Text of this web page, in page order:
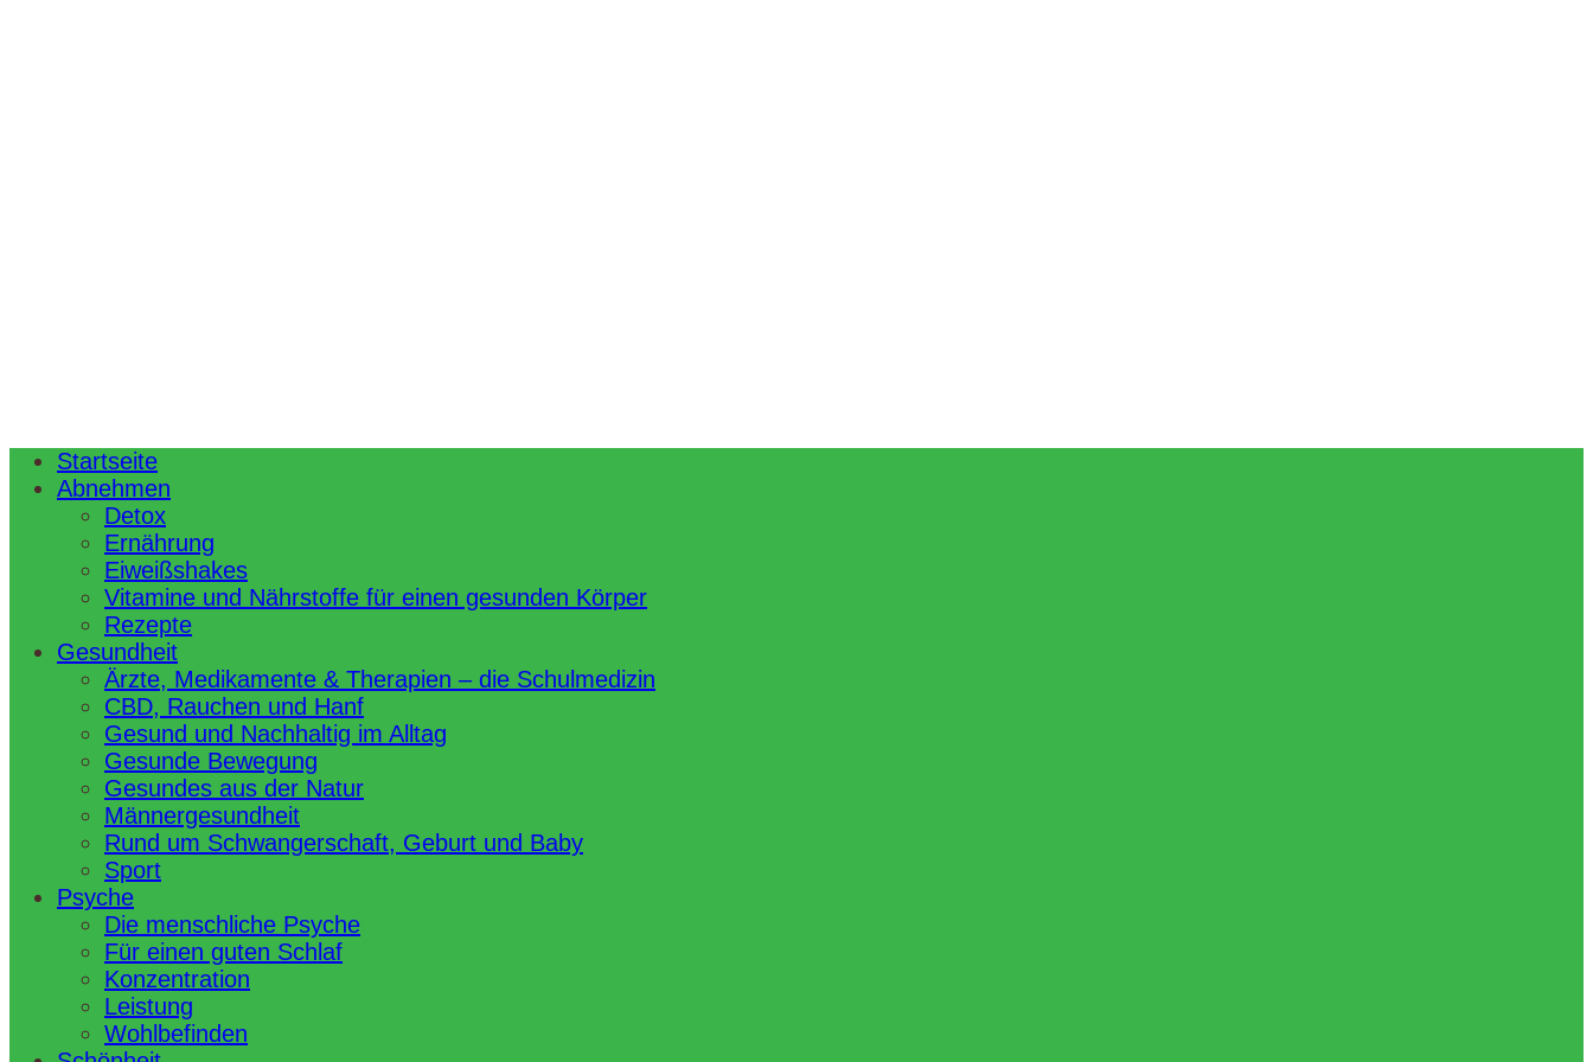
Startseite
Abnehmen
Detox
Ernährung
Eiweißshakes
Vitamine und Nährstoffe für einen gesunden Körper
Rezepte
Gesundheit
Ärzte, Medikamente & Therapien – die Schulmedizin
CBD, Rauchen und Hanf
Gesund und Nachhaltig im Alltag
Gesunde Bewegung
Gesundes aus der Natur
Männergesundheit
Rund um Schwangerschaft, Geburt und Baby
Sport
Psyche
Die menschliche Psyche
Für einen guten Schlaf
Konzentration
Leistung
Wohlbefinden